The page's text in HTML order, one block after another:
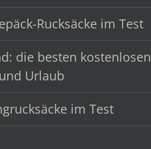
Rucksäcke im Test
die besten kostenlosen
Urlaub
im Test